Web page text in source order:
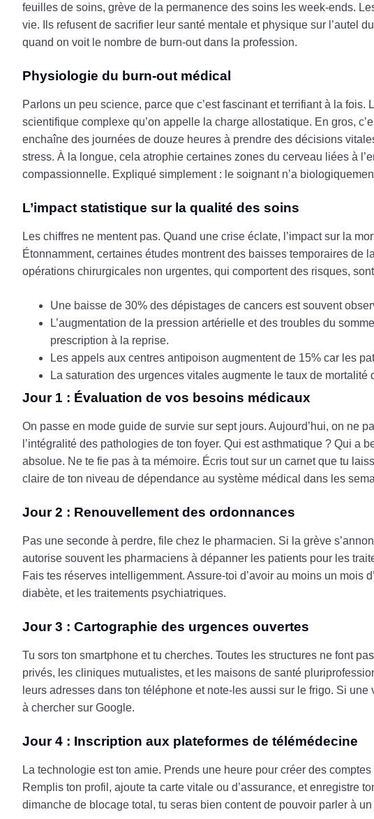
feuilles de soins, grève de la permanence des soins les week-ends.
vie. Ils refusent de sacrifier leur santé mentale et physique sur l’autel
quand on voit le nombre de burn-out dans la profession.
Physiologie du burn-out médical
Parlons un peu science, parce que c’est fascinant et terrifiant à la
scientifique complexe qu’on appelle la charge allostatique. En gros,
enchaîne des journées de douze heures à prendre des décisions
stress. À la longue, cela atrophie certaines zones du cerveau liées à
compassionnelle. Expliqué simplement : le soignant n’a
L’impact statistique sur la qualité des soins
Les chiffres ne mentent pas. Quand une crise éclate, l’impact sur la
Étonnamment, certaines études montrent des baisses temporaires de
opérations chirurgicales non urgentes, qui comportent des risques,
Une baisse de 30% des dépistages de cancers est souvent
L’augmentation de la pression artérielle et des troubles du
prescription à la reprise.
Les appels aux centres antipoison augmentent de 15% car les
La saturation des urgences vitales augmente le taux de
Jour 1 : Évaluation de vos besoins médicaux
On passe en mode guide de survie sur sept jours. Aujourd’hui, on ne
l’intégralité des pathologies de ton foyer. Qui est asthmatique ? Qui a
absolue. Ne te fie pas à ta mémoire. Écris tout sur un carnet que tu
claire de ton niveau de dépendance au système médical dans les
Jour 2 : Renouvellement des ordonnances
Pas une seconde à perdre, file chez le pharmacien. Si la grève
autorise souvent les pharmaciens à dépanner les patients pour les
Fais tes réserves intelligemment. Assure-toi d’avoir au moins un
diabète, et les traitements psychiatriques.
Jour 3 : Cartographie des urgences ouvertes
Tu sors ton smartphone et tu cherches. Toutes les structures ne font
privés, les cliniques mutualistes, et les maisons de santé
leurs adresses dans ton téléphone et note-les aussi sur le frigo. Si
à chercher sur Google.
Jour 4 : Inscription aux plateformes de télémédecine
La technologie est ton amie. Prends une heure pour créer des
Remplis ton profil, ajoute ta carte vitale ou d’assurance, et enregistre
dimanche de blocage total, tu seras bien content de pouvoir parler à